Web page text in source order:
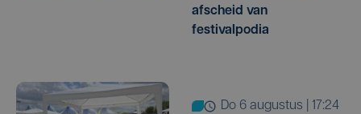
afscheid van
festivalpodia
do 6 augustus | 17:24